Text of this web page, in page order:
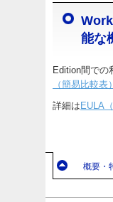
能な
Edition間での
（簡易比較表）
詳細は EULA
概要・